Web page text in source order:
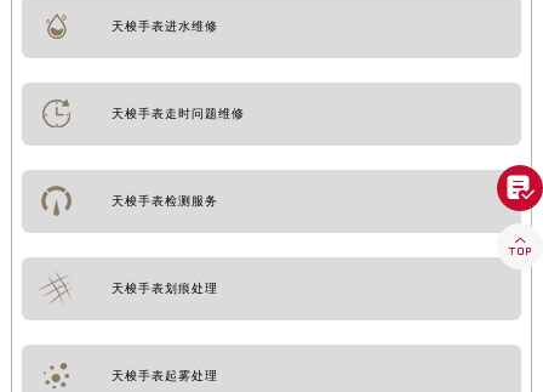
天梭手表进水维修
天梭手表走时问题维修
天梭手表检测服务
天梭手表划痕处理
天梭手表起雾处理

